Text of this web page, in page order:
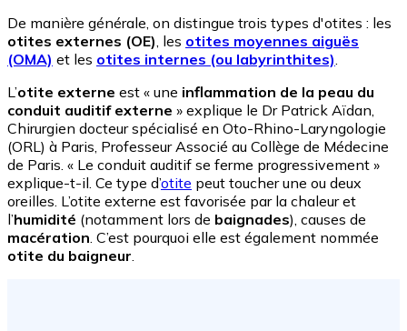
De manière générale, on distingue trois types d'otites : les
otites externes (OE), les otites moyennes aiguës
(OMA) et les otites internes (ou labyrinthites).
L’otite externe est « une inflammation de la peau du
conduit auditif externe » explique le Dr Patrick Aïdan,
Chirurgien docteur spécialisé en Oto-Rhino-Laryngologie
(ORL) à Paris, Professeur Associé au Collège de Médecine
de Paris. « Le conduit auditif se ferme progressivement »
explique-t-il. Ce type d’otite peut toucher une ou deux
oreilles. L’otite externe est favorisée par la chaleur et
l’humidité (notamment lors de baignades), causes de
macération. C’est pourquoi elle est également nommée
otite du baigneur.